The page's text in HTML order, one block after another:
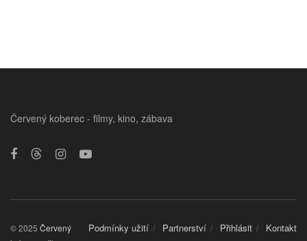
Červený koberec - filmy, kino, zábava
Podmínky užití Partnerství Přihlásit Kontakt
© 2025 Červený